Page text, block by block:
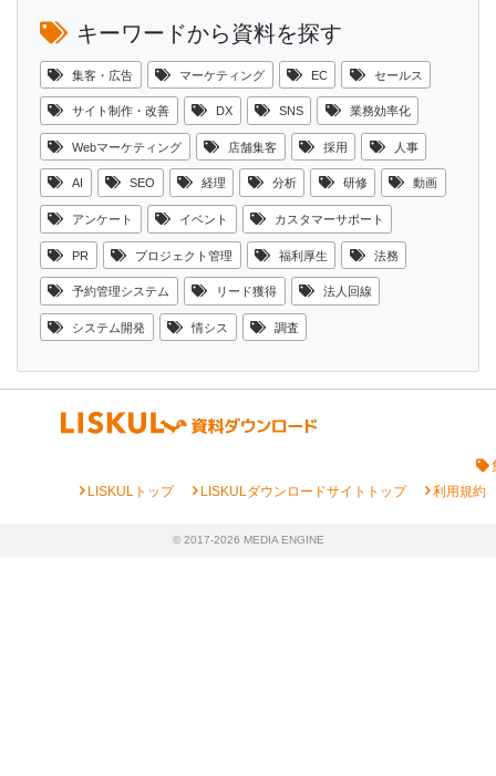
キーワードから資料を探す
集客・広告 マーケティング EC セールス
サイト制作・改善 DX SNS 業務効率化
Webマーケティング 店舗集客 採用 人事
AI SEO 経理 分析 研修 動画
アンケート イベント カスタマーサポート
PR プロジェクト管理 福利厚生 法務
予約管理システム リード獲得 法人回線
システム開発 情シス 調査
chevron_rightLISKULトップ chevron_rightLISKULダウンロードサイトトップ chevron_right利用規約
© 2017-2026 MEDIA ENGINE